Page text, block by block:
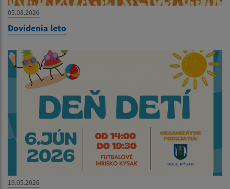
05.08.2026
Dovidenia leto
19.05.2026